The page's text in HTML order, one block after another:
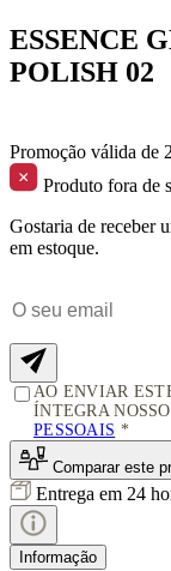
ESSENCE
POLISH 02
Promoção válida de
Produto fora de
Gostaria de receber
em estoque.
AO ENVIAR
ÍNTEGRA NOSSO
PESSOAIS
Comparar este
Entrega em 24
Informação